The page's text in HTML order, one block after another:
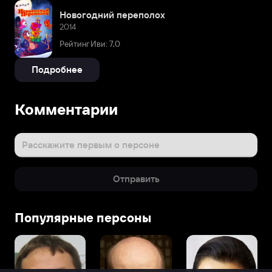
Новогодний переполох
2014
Рейтинг Иви: 7,0
Подробнее
Комментарии
Расскажите первым о персоне
Отправить
Популярные персоны